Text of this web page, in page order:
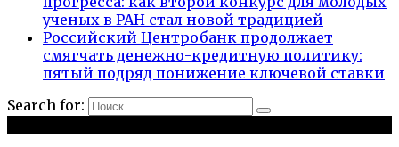
ученых в РАН стал новой традицией
Российский Центробанк продолжает
смягчать денежно-кредитную политику:
пятый подряд понижение ключевой ставки
Search for: